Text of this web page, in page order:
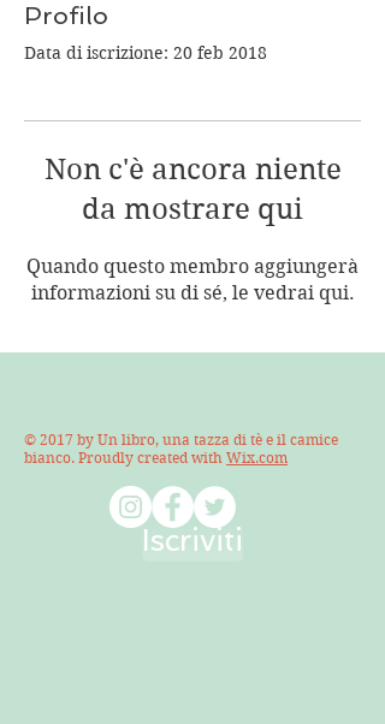
Profilo
Data di iscrizione: 20 feb 2018
Non c'è ancora niente
da mostrare qui
Quando questo membro aggiungerà
informazioni su di sé, le vedrai qui.
© 2017 by Un libro, una tazza di tè e il camice
bianco. Proudly created with Wix.com
Iscriviti